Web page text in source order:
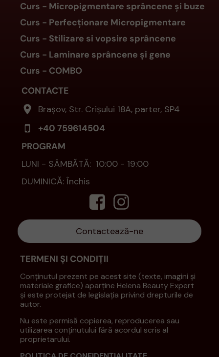
TERMENI ȘI CONDIȚII
Conținutul prezent pe acest site (texte, imagini și
materiale grafice) aparține Helena Beauty Expert
și este protejat de legislația privind drepturile de
autor.
Nu este permisă copierea, reproducerea sau
utilizarea conținutului fără acordul scris al
proprietarului.
Curs - Micropigmentare sprâncene și buze
Curs - Perfecționare Micropigmentare
Curs - Stilizare si vopsire sprâncene
Curs - Laminare sprâncene și gene
Curs - COMBO
CONTACTE
Brașov, Str. Crișului 18A, parter, SP4
+40 759614504
PROGRAM
LUNI - SÂMBĂTĂ: 10:00 - 19:00
DUMINICĂ: Închis
Contactează-ne